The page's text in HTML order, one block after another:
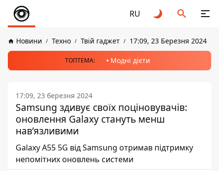
RU
Новини Техно Твій гаджет 17:09, 23 Березня 2024
ТОПТЕМА: Модні дієти
17:09, 23 березня 2024
Samsung здивує своїх поціновувачів:
оновлення Galaxy стануть менш
нав’язливими
Galaxy A55 5G від Samsung отримав підтримку
непомітних оновлень системи